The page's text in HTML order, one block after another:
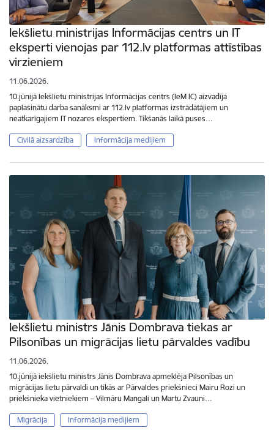
Iekšlietu ministrijas Informācijas centrs un IT
eksperti vienojas par 112.lv platformas attīstības
virzieniem
11.06.2026.
10.jūnijā Iekšlietu ministrijas Informācijas centrs (IeM IC) aizvadīja
paplašinātu darba sanāksmi ar 112.lv platformas izstrādātājiem un
neatkarīgajiem IT nozares ekspertiem. Tikšanās laikā puses…
Civilā aizsardzība Informācija medijiem
Iekšlietu ministrs Jānis Dombrava tiekas ar
Pilsonības un migrācijas lietu pārvaldes vadību
11.06.2026.
10.jūnijā iekšlietu ministrs Jānis Dombrava apmeklēja Pilsonības un
migrācijas lietu pārvaldi un tikās ar Pārvaldes priekšnieci Mairu Rozi un
priekšnieka vietniekiem – Vilmāru Mangali un Martu Zvauni…
Migrācija Informācija medijiem